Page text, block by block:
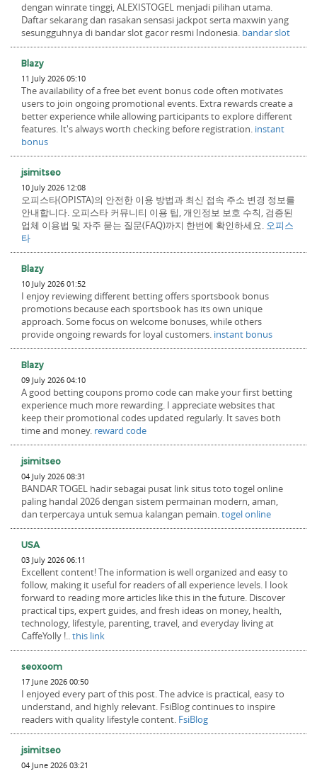
dengan winrate tinggi, ALEXISTOGEL menjadi pilihan utama.
Daftar sekarang dan rasakan sensasi jackpot serta maxwin yang
sesungguhnya di bandar slot gacor resmi Indonesia. bandar slot
Blazy
11 July 2026 05:10
The availability of a free bet event bonus code often motivates
users to join ongoing promotional events. Extra rewards create a
better experience while allowing participants to explore different
features. It's always worth checking before registration. instant
bonus
jsimitseo
10 July 2026 12:08
오피스타(OPISTA)의 안전한 이용 방법과 최신 접속 주소 변경 정보를
안내합니다. 오피스타 커뮤니티 이용 팁, 개인정보 보호 수칙, 검증된
업체 이용법 및 자주 묻는 질문(FAQ)까지 한번에 확인하세요. 오피스
타
Blazy
10 July 2026 01:52
I enjoy reviewing different betting offers sportsbook bonus
promotions because each sportsbook has its own unique
approach. Some focus on welcome bonuses, while others
provide ongoing rewards for loyal customers. instant bonus
Blazy
09 July 2026 04:10
A good betting coupons promo code can make your first betting
experience much more rewarding. I appreciate websites that
keep their promotional codes updated regularly. It saves both
time and money. reward code
jsimitseo
04 July 2026 08:31
BANDAR TOGEL hadir sebagai pusat link situs toto togel online
paling handal 2026 dengan sistem permainan modern, aman,
dan terpercaya untuk semua kalangan pemain.togel online
USA
03 July 2026 06:11
Excellent content! The information is well organized and easy to
follow, making it useful for readers of all experience levels. I look
forward to reading more articles like this in the future. Discover
practical tips, expert guides, and fresh ideas on money, health,
technology, lifestyle, parenting, travel, and everyday living at
CaffeYolly !..this link
seoxoom
17 June 2026 00:50
I enjoyed every part of this post. The advice is practical, easy to
understand, and highly relevant. FsiBlog continues to inspire
readers with quality lifestyle content. FsiBlog
jsimitseo
04 June 2026 03:21